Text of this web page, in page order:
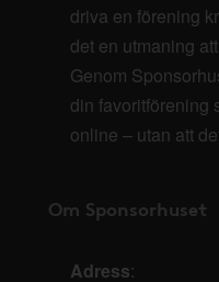
driva en förening
det en utmaning
Genom
din favoritförening
online – utan att
Om Sponsorhuset
Adress: